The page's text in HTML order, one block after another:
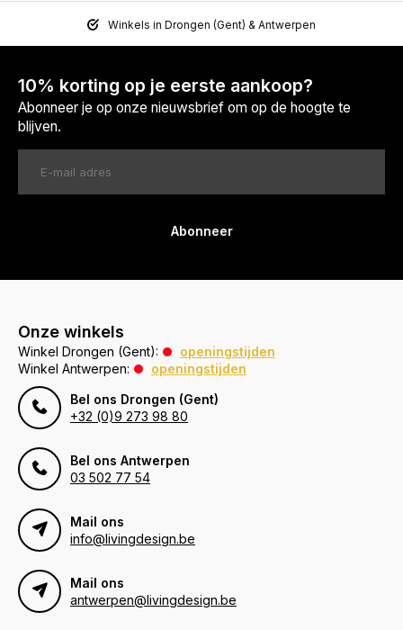
Winkels in Drongen (Gent) & Antwerpen
10% korting op je eerste aankoop?
Abonneer je op onze nieuwsbrief om op de hoogte te
blijven.
Abonneer
Onze winkels
Winkel Drongen (Gent):
openingstijden
Winkel Antwerpen:
openingstijden
Bel ons Drongen (Gent)
+32 (0)9 273 98 80
Bel ons Antwerpen
03 502 77 54
Mail ons
info@livingdesign.be
Mail ons
antwerpen@livingdesign.be